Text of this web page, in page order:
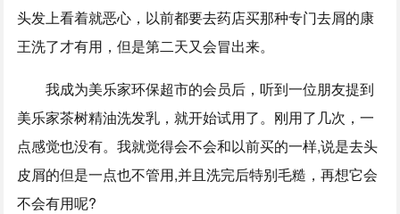
头发上看着就恶心，以前都要去药店买那种专门去屑的康
王洗了才有用，但是第二天又会冒出来。
我成为美乐家环保超市的会员后，听到一位朋友提到
美乐家茶树精油洗发乳，就开始试用了。刚用了几次，一
点感觉也没有。我就觉得会不会和以前买的一样,说是去头
皮屑的但是一点也不管用,并且洗完后特别毛糙，再想它会
不会有用呢?